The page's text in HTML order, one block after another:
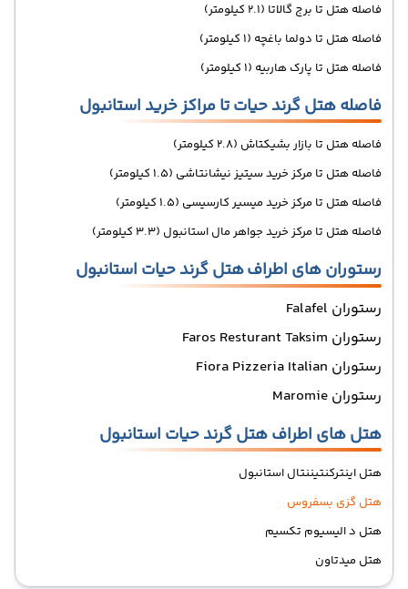
فاصله هتل تا برج گالاتا (2.1 کیلومتر)
فاصله هتل تا دولما باغچه (1 کیلومتر)
فاصله هتل تا پارک هاربیه (1 کیلومتر)
فاصله هتل گرند حیات تا مراکز خرید استانبول
فاصله هتل تا بازار بشیکتاش (2.8 کیلومتر)
فاصله هتل تا مرکز خرید سیتیز نیشانتاشی (1.5 کیلومتر)
فاصله هتل تا مرکز خرید میسیر کارسیسی (1.5 کیلومتر)
فاصله هتل تا مرکز خرید جواهر مال استانبول (3.3 کیلومتر)
رستوران های اطراف هتل گرند حیات استانبول
رستوران Falafel
رستوران Faros Resturant Taksim
رستوران Fiora Pizzeria Italian
رستوران Maromie
هتل های اطراف هتل گرند حیات استانبول
هتل اینترکنتیننتال استانبول
هتل گزی بسفروس
هتل د الیسیوم تکسیم
هتل میدتاون